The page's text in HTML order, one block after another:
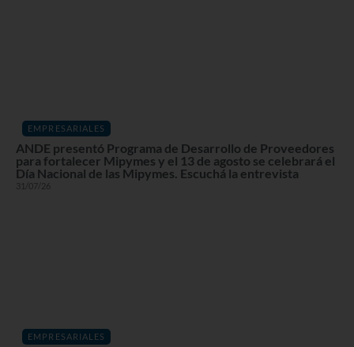
EMPRESARIALES
ANDE presentó Programa de Desarrollo de Proveedores
para fortalecer Mipymes y el 13 de agosto se celebrará el
Día Nacional de las Mipymes. Escuchá la entrevista
31/07/26
EMPRESARIALES